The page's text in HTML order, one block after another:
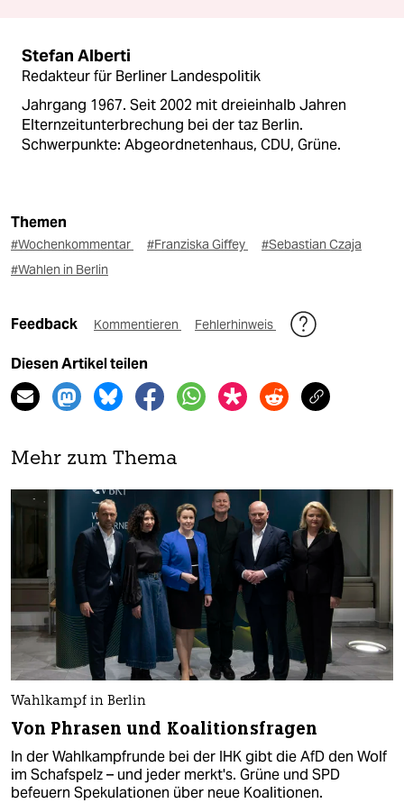
Stefan Alberti
Redakteur für Berliner Landespolitik
Jahrgang 1967. Seit 2002 mit dreieinhalb Jahren
Elternzeitunterbrechung bei der taz Berlin.
Schwerpunkte: Abgeordnetenhaus, CDU, Grüne.
Themen
#Wochenkommentar #Franziska Giffey
#Sebastian Czaja
#Wahlen in Berlin
Feedback Kommentieren Fehlerhinweis
Diesen Artikel teilen
Mehr zum Thema
Wahlkampf in Berlin
Von Phrasen und Koalitionsfragen
In der Wahlkampfrunde bei der IHK gibt die AfD den Wolf
im Schafspelz – und jeder merkt's. Grüne und SPD
befeuern Spekulationen über neue Koalitionen.